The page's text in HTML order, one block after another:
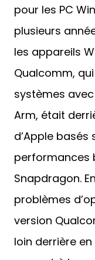
pour les PC
plusieurs
les appareils
Qualcomm,
systèmes
Arm, était
d’Apple basés
performances
Snapdragon.
problèmes
version
loin derrière